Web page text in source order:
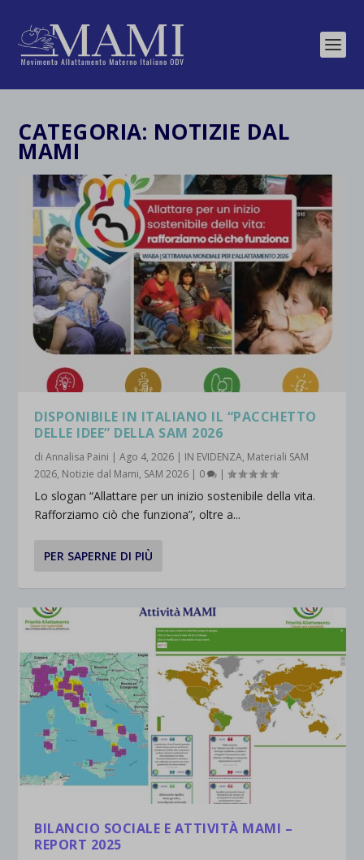
CATEGORIA: NOTIZIE DAL
MAMI
DISPONIBILE IN ITALIANO IL “PACCHETTO
DELLE IDEE” DELLA SAM 2026
diAnnalisa Paini |Ago 4, 2026 | IN EVIDENZA, Materiali SAM
2026, Notizie dal Mami, SAM 2026 | 0 |
Lo slogan “Allattare per un inizio sostenibile della vita.
Rafforziamo ciò che funziona”, oltre a...
PER SAPERNE DI PIÙ
BILANCIO SOCIALE E ATTIVITÀ MAMI –
REPORT 2025